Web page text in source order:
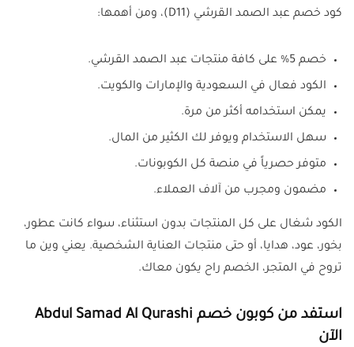
كود خصم عبد الصمد القرشي (D11)، ومن أهمها:
خصم 5% على كافة منتجات عبد الصمد القرشي.
الكود فعال في السعودية والإمارات والكويت.
يمكن استخدامه أكثر من مرة.
سهل الاستخدام ويوفر لك الكثير من المال.
متوفر حصرياً في منصة كل الكوبونات.
مضمون ومجرب من آلاف العملاء.
الكود شغال على كل المنتجات بدون استثناء، سواء كانت عطور،
بخور، عود، هدايا، أو حتى منتجات العناية الشخصية. يعني وين ما
تروح في المتجر، الخصم راح يكون معاك.
استفد من كوبون خصم Abdul Samad Al Qurashi
الآن